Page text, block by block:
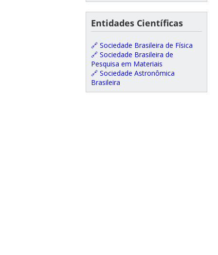
Entidades Científicas
🔗 Sociedade Brasileira de Física
🔗 Sociedade Brasileira de
Pesquisa em Materiais
🔗 Sociedade Astronômica
Brasileira